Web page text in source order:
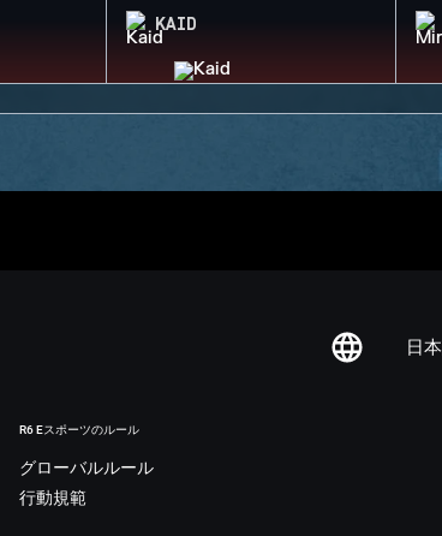
KAID
日
R6 Eスポーツのルール
グローバルルール
行動規範